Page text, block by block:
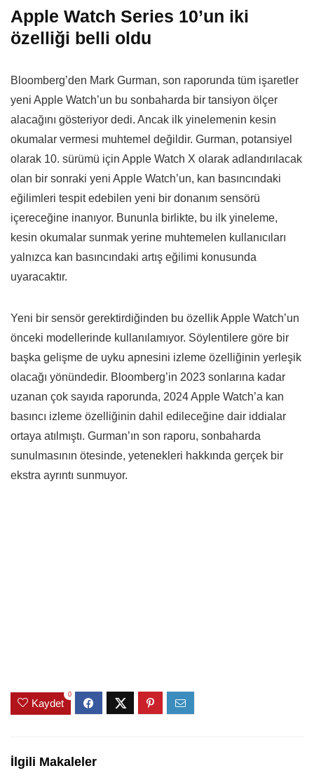
Apple Watch Series 10’un iki
özelliği belli oldu
Bloomberg’den Mark Gurman, son raporunda tüm işaretler
yeni Apple Watch’un bu sonbaharda bir tansiyon ölçer
alacağını gösteriyor dedi. Ancak ilk yinelemenin kesin
okumalar vermesi muhtemel değildir. Gurman, potansiyel
olarak 10. sürümü için Apple Watch X olarak adlandırılacak
olan bir sonraki yeni Apple Watch’un, kan basıncındaki
eğilimleri tespit edebilen yeni bir donanım sensörü
içereceğine inanıyor. Bununla birlikte, bu ilk yineleme,
kesin okumalar sunmak yerine muhtemelen kullanıcıları
yalnızca kan basıncındaki artış eğilimi konusunda
uyaracaktır.
Yeni bir sensör gerektirdiğinden bu özellik Apple Watch’un
önceki modellerinde kullanılamıyor. Söylentilere göre bir
başka gelişme de uyku apnesini izleme özelliğinin yerleşik
olacağı yönündedir. Bloomberg’in 2023 sonlarına kadar
uzanan çok sayıda raporunda, 2024 Apple Watch’a kan
basıncı izleme özelliğinin dahil edileceğine dair iddialar
ortaya atılmıştı. Gurman’ın son raporu, sonbaharda
sunulmasının ötesinde, yetenekleri hakkında gerçek bir
ekstra ayrıntı sunmuyor.
Kaydet
0
İlgili Makaleler